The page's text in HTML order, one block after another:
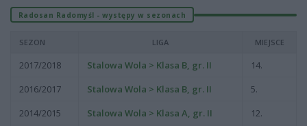
Radosan Radomyśl - występy w sezonach
SEZON LIGA MIEJSCE
2017/2018 Stalowa Wola > Klasa B, gr. II
14.
2016/2017
Stalowa Wola > Klasa B, gr. II
5.
2014/2015
Stalowa Wola > Klasa A, gr. II 12.